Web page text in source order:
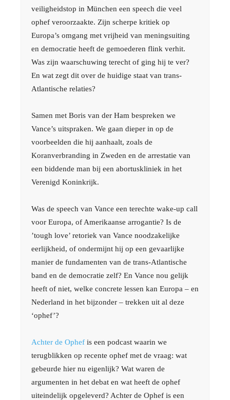
veiligheidstop in München een speech die veel
ophef veroorzaakte. Zijn scherpe kritiek op
Europa’s omgang met vrijheid van meningsuiting
en democratie heeft de gemoederen flink verhit.
Was zijn waarschuwing terecht of ging hij te ver?
En wat zegt dit over de huidige staat van trans-
Atlantische relaties?
Samen met Boris van der Ham bespreken we
Vance’s uitspraken. We gaan dieper in op de
voorbeelden die hij aanhaalt, zoals de
Koranverbranding in Zweden en de arrestatie van
een biddende man bij een abortuskliniek in het
Verenigd Koninkrijk.
Was de speech van Vance een terechte wake-up call
voor Europa, of Amerikaanse arrogantie? Is de
’tough love’ retoriek van Vance noodzakelijke
eerlijkheid, of ondermijnt hij op een gevaarlijke
manier de fundamenten van de trans-Atlantische
band en de democratie zelf? En Vance nou gelijk
heeft of niet, welke concrete lessen kan Europa – en
Nederland in het bijzonder – trekken uit al deze
‘ophef’?
Achter de Ophef is een podcast waarin we
terugblikken op recente ophef met de vraag: wat
gebeurde hier nu eigenlijk? Wat waren de
argumenten in het debat en wat heeft de ophef
uiteindelijk opgeleverd? Achter de Ophef is een